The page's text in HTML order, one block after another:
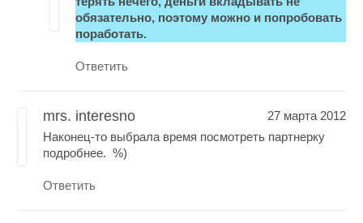
обязательно, поэтому можно и попробовать
поработать.
Ответить
mrs. interesno
27 марта 2012
Наконец-то выбрала время посмотреть партнерку
подробнее. %)
Ответить